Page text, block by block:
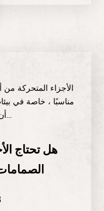
الأجزاء المتحركة من
مناسبًا ، خاصة في
أن يقلل التزييت من ا...
هل تحتاج